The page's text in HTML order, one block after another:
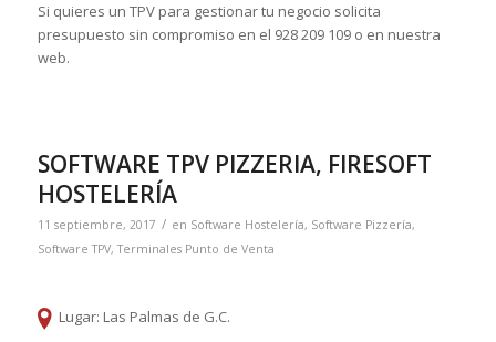
Si quieres un TPV para gestionar tu negocio solicita
presupuesto sin compromiso en el 928 209 109 o en nuestra
web.
SOFTWARE TPV PIZZERIA, FIRESOFT
HOSTELERÍA
11 septiembre, 2017 / en Software Hostelería, Software Pizzería,
Software TPV,Terminales Punto de Venta
Lugar: Las Palmas de G.C.